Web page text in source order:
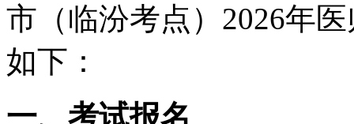
市（临汾考点） 2026年
如下：
一、考试报名